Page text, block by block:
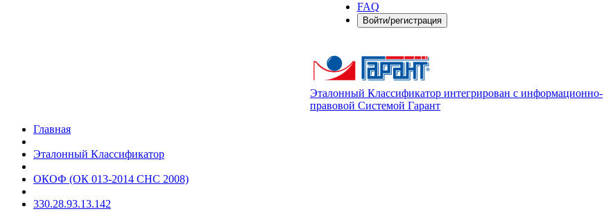
FAQ
Войти/регистрация
Эталонный Классификатор интегрирован с информационно-
правовой Системой Гарант
Главная
Эталонный Классификатор
ОКОФ (ОК 013-2014 СНС 2008)
330.28.93.13.142